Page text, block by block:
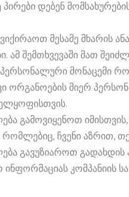
პირები დებენ
მესამე მხარის
ამ შემთხვევაში მათ
პერსონალური მონაცემი
ორგანოების მიერ
გამოვიყენოთ
რომლებიც, ჩვენი აზრით,
გავუზიაროთ
კომპანიის